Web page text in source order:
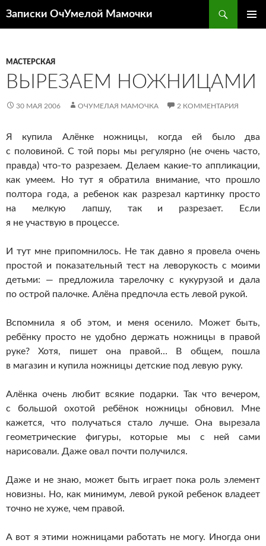
Записки ОчУмелой Мамочки
МАСТЕРСКАЯ
ВЫРЕЗАЕМ НОЖНИЦАМИ
30 МАЯ 2006 ОЧУМЕЛАЯ МАМОЧКА 2 КОММЕНТАРИЯ
Я купила Алёнке ножницы, когда ей было два
с половиной. С той поры мы регулярно (не очень часто,
правда)что-то разрезаем. Делаем какие-тоаппликации,
как умеем. Но тут я обратила внимание, что прошло
полтора года, а ребенок как разрезал картинку просто
на мелкую лапшу, так и разрезает. Если
я не участвую в процессе.
И тут мне припомнилось. Не так давно я провела очень
простой и показательный тест на леворукость с моими
детьми: — предложила тарелочку с кукурузой и дала
по острой палочке. Алёна предпочла есть левой рукой.
Вспомнила я об этом, и меня осенило. Может быть,
ребёнку просто не удобно держать ножницы в правой
руке? Хотя, пишет она правой… В общем, пошла
в магазин и купила ножницы детские под левую руку.
Алёнка очень любит всякие подарки. Так что вечером,
с большой охотой ребёнок ножницы обновил. Мне
кажется, что получаться стало лучше. Она вырезала
геометрические фигуры, которые мы с ней сами
нарисовали. Даже овал почти получился.
Даже и не знаю, может быть играет пока роль элемент
новизны. Но, как минимум, левой рукой ребенок владеет
точно не хуже, чем правой.
А вот я этими ножницами работать не могу. Иногда они